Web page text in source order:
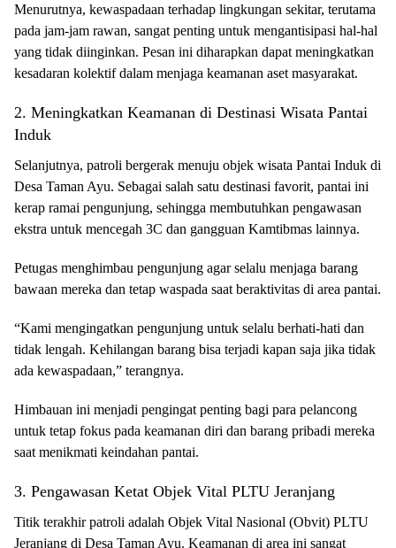
Menurutnya, kewaspadaan terhadap lingkungan sekitar, terutama
pada jam-jam rawan, sangat penting untuk mengantisipasi hal-hal
yang tidak diinginkan. Pesan ini diharapkan dapat meningkatkan
kesadaran kolektif dalam menjaga keamanan aset masyarakat.
2. Meningkatkan Keamanan di Destinasi Wisata Pantai
Induk
Selanjutnya, patroli bergerak menuju objek wisata Pantai Induk di
Desa Taman Ayu. Sebagai salah satu destinasi favorit, pantai ini
kerap ramai pengunjung, sehingga membutuhkan pengawasan
ekstra untuk mencegah 3C dan gangguan Kamtibmas lainnya.
Petugas menghimbau pengunjung agar selalu menjaga barang
bawaan mereka dan tetap waspada saat beraktivitas di area pantai.
“Kami mengingatkan pengunjung untuk selalu berhati-hati dan
tidak lengah. Kehilangan barang bisa terjadi kapan saja jika tidak
ada kewaspadaan,” terangnya.
Himbauan ini menjadi pengingat penting bagi para pelancong
untuk tetap fokus pada keamanan diri dan barang pribadi mereka
saat menikmati keindahan pantai.
3. Pengawasan Ketat Objek Vital PLTU Jeranjang
Titik terakhir patroli adalah Objek Vital Nasional (Obvit) PLTU
Jeranjang di Desa Taman Ayu. Keamanan di area ini sangat